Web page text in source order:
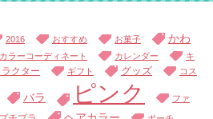
2016 おすすめ お菓子
かわ
カラーコーディネート カレンダー
キ
クター ギフト グッズ コス
バラ ピンク ファ